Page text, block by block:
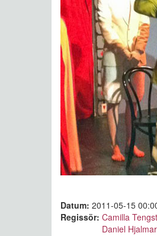
Datum: 2011-05-15
Regissör: Camilla
Daniel